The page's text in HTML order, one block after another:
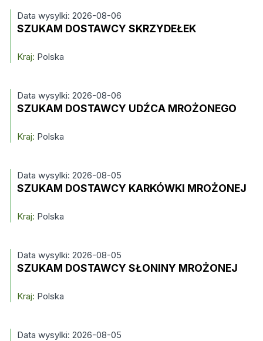
Data wysylki: 2026-08-06
SZUKAM DOSTAWCY SKRZYDEŁEK
Kraj: Polska
Data wysylki: 2026-08-06
SZUKAM DOSTAWCY UDŹCA MROŻONEGO
Kraj: Polska
Data wysylki: 2026-08-05
SZUKAM DOSTAWCY KARKÓWKI MROŻONEJ
Kraj: Polska
Data wysylki: 2026-08-05
SZUKAM DOSTAWCY SŁONINY MROŻONEJ
Kraj: Polska
Data wysylki: 2026-08-05